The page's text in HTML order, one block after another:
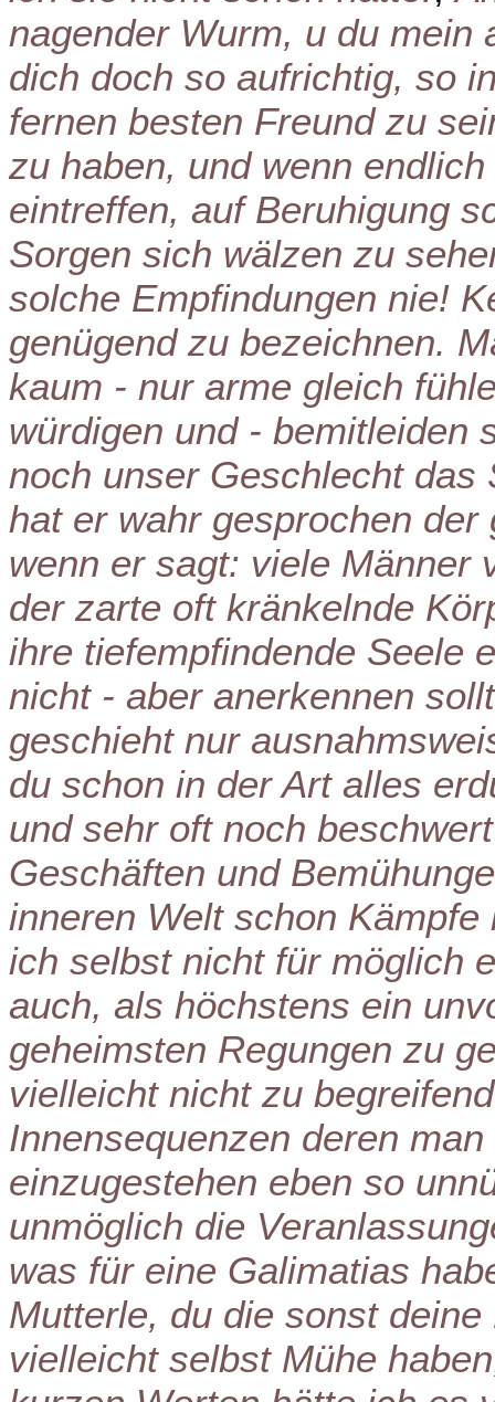
nagender Wurm, u du mein
dich doch so aufrichtig, so
fernen besten Freund zu
zu haben, und wenn
eintreffen, auf Beruhigung
Sorgen sich wälzen zu
solche Empfindungen nie!
genügend zu bezeichnen.
kaum - nur arme gleich
würdigen und - bemitleiden
noch unser Geschlecht das
hat er wahr gesprochen
wenn er sagt: viele Männer
der zarte oft kränkelnde
ihre tiefempfindende Seele
nicht - aber anerkennen
geschieht nur
du schon in der Art alles
und sehr oft noch
Geschäften und
inneren Welt schon
ich selbst nicht für möglich
auch, als höchstens ein
geheimsten Regungen zu
vielleicht nicht zu
Innensequenzen deren
einzugestehen eben so
unmöglich die
was für eine Galimatias
Mutterle, du die sonst
vielleicht selbst Mühe